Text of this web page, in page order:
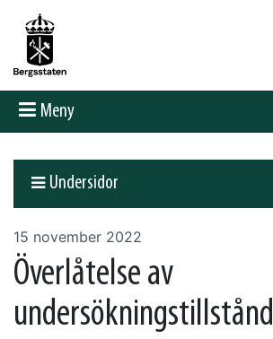
Meny
Undersidor
15 november 2022
Överlåtelse av
undersökningstillstånd